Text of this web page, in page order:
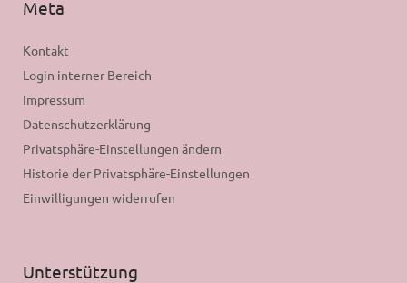
Meta
Kontakt
Login interner Bereich
Impressum
Datenschutzerklärung
Privatsphäre-Einstellungen ändern
Historie der Privatsphäre-Einstellungen
Einwilligungen widerrufen
Unterstützung